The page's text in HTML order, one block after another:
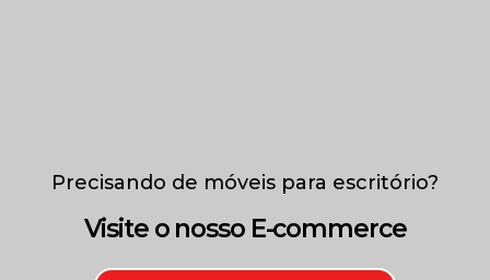
Precisando de móveis para escritório?
Visite o nosso E-commerce